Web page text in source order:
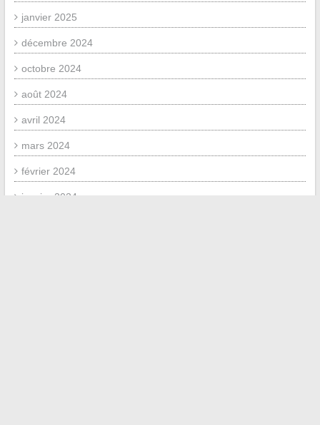
janvier 2025
décembre 2024
octobre 2024
août 2024
avril 2024
mars 2024
février 2024
janvier 2024